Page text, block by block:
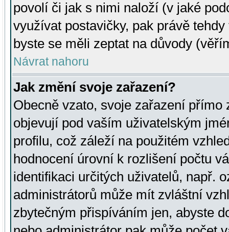
povolí či jak s nimi naloží (v jaké
využívat postavičky, pak právě
byste se měli zeptat na důvody
Návrat nahoru
Jak změní svoje zařazení?
Obecně vzato, svoje zařazení přímo
objevují pod vaším uživatelským
profilu, což záleží na použitém
hodnocení úrovní k rozlišení počtu
identifikaci určitých uživatelů, např.
administrátorů může mít zvláštní
zbytečným přispíváním jen, abyste